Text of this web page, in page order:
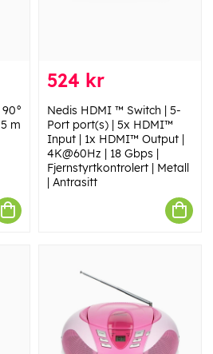
m
524 kr
Nedis HDMI ™ Switch | 5-
Port port(s) | 5x HDMI™
Input | 1x HDMI™ Output |
4K@60Hz | 18 Gbps |
Fjernstyrtkontrolert | Metall
| Antrasitt